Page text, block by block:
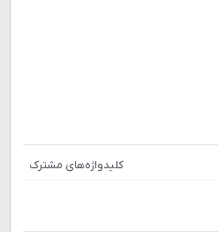
کلیدواژه‌های مشترک